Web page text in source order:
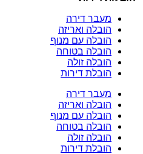
מעבר דירה
הובלה ואריזה
הובלה עם מנוף
הובלה בטוחה
הובלה זולה
הובלת דירות
מעבר דירה
הובלה ואריזה
הובלה עם מנוף
הובלה בטוחה
הובלה זולה
הובלת דירות